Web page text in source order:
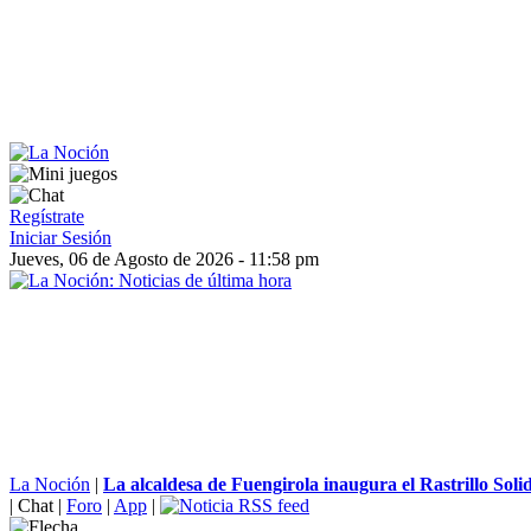
Regístrate
Iniciar Sesión
Jueves, 06 de Agosto de 2026 - 11:58 pm
La Noción | La alcaldesa de Fuengirola inaugura el Rastrillo
| Chat | Foro | App |